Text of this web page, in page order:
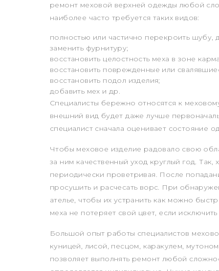
ремонт меховой верхней одежды любой
наиболее часто требуется таких видов:
полностью или частично перекроить шубу,
заменить фурнитуру;
восстановить целостность меха в зоне
восстановить поврежденные или
восстановить подол изделия;
добавить мех и др.
Специалисты бережно относятся к
внешний вид будет даже лучше
специалист сначала оценивает состояние
Чтобы меховое изделие радовало свою
за ним качественный уход круглый год.
периодически проветривая. После
просушить и расчесать ворс. При
ателье, чтобы их устранить как можно
меха не потеряет свой цвет, если
Большой опыт работы специалистов
куницей, лисой, песцом, каракулем,
позволяет выполнять ремонт любой